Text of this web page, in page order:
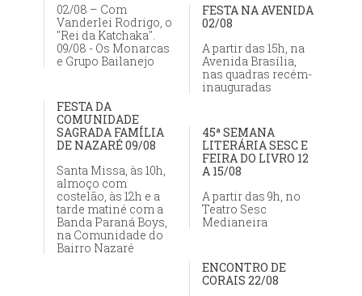
02/08 – Com
Vanderlei Rodrigo, o
"Rei da Katchaka".
09/08 - Os Monarcas
e Grupo Bailanejo
FESTA NA AVENIDA
02/08
A partir das 15h, na
Avenida Brasília,
nas quadras recém-
inauguradas
FESTA DA
COMUNIDADE
SAGRADA FAMÍLIA
DE NAZARÉ 09/08
Santa Missa, às 10h,
almoço com
costelão, às 12h e a
tarde matiné com a
Banda Paraná Boys,
na Comunidade do
Bairro Nazaré
45ª SEMANA
LITERÁRIA SESC E
FEIRA DO LIVRO 12
A 15/08
A partir das 9h, no
Teatro Sesc
Medianeira
ENCONTRO DE
CORAIS 22/08